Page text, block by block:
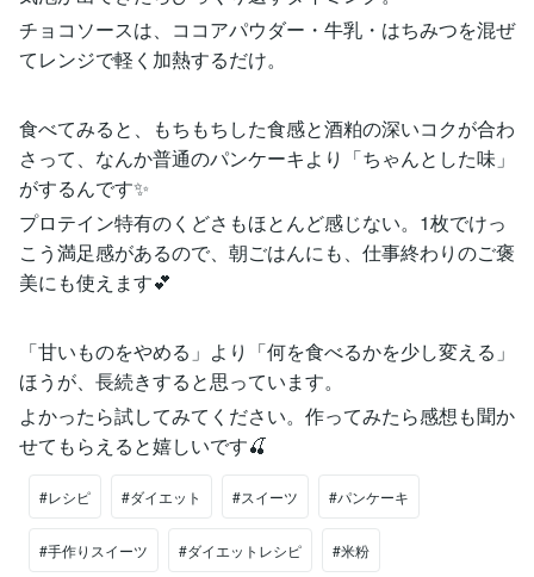
チョコソースは、ココアパウダー・牛乳・はちみつを混ぜ
てレンジで軽く加熱するだけ。
食べてみると、もちもちした食感と酒粕の深いコクが合わ
さって、なんか普通のパンケーキより「ちゃんとした味」
がするんです✨
プロテイン特有のくどさもほとんど感じない。1枚でけっ
こう満足感があるので、朝ごはんにも、仕事終わりのご褒
美にも使えます💕
「甘いものをやめる」より「何を食べるかを少し変える」
ほうが、長続きすると思っています。
よかったら試してみてください。作ってみたら感想も聞か
せてもらえると嬉しいです🍒
#レシピ #ダイエット #スイーツ #パンケーキ
#手作りスイーツ #ダイエットレシピ #米粉